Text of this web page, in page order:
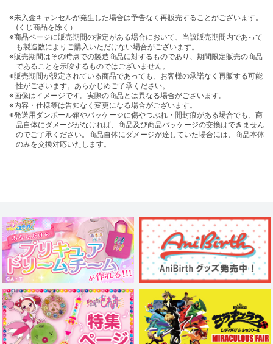
※未入金キャンセルが発生した場合は予告なく再販売することがございます。
(くじ商品を除く）
※商品ページに販売期間の指定がある場合において、当該販売期間内であって
も製造数によりご購入いただけない場合がございます。
※販売期間はその時点での製造商品に対するものであり、期間限定販売の商品
であることを示唆するものではございません。
※販売期間が設定されている商品であっても、お客様の承諾なく再販する可能
性がございます。あらかじめご了承ください。
※画像はイメージです。実際の商品とは異なる場合がございます。
※内容・仕様等は告知なく変更になる場合がございます。
※発送用ダンボール箱やパッケージに傷やつぶれ・開封痕がある場合でも、商
品自体にダメージがなければ、商品及び商品パッケージの交換はできません
のでご了承ください。商品自体にダメージが達していた場合には、商品本体
のみを交換対応いたします。